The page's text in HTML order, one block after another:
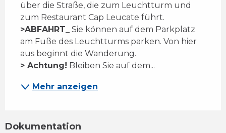
über die Straße, die zum Leuchtturm und
zum Restaurant Cap Leucate führt.
>ABFAHRT
Sie können auf dem Parkplatz
am Fuße des Leuchtturms parken. Von hier
aus beginnt die Wanderung.
> Achtung! Bleiben Sie auf dem...
Mehr anzeigen
Dokumentation